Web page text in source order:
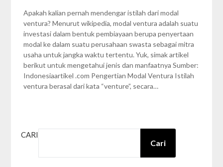
Gezita
Apakah kalian pernah mendengar istilah dari modal
ventura? Menurut wikipedia, modal ventura adalah suatu
investasi dalam bentuk pembiayaan berupa penyertaan
modal ke dalam suatu perusahaan swasta sebagai mitra
usaha untuk jangka waktu tertentu. Yuk, simak artikel
berikut untuk mengetahui jenis dan manfaatnya Sumber:
Indonesiaartikel .com Pengertian Modal Ventura Istilah
ventura berasal dari kata “venture”, secara…
CARI
Cari